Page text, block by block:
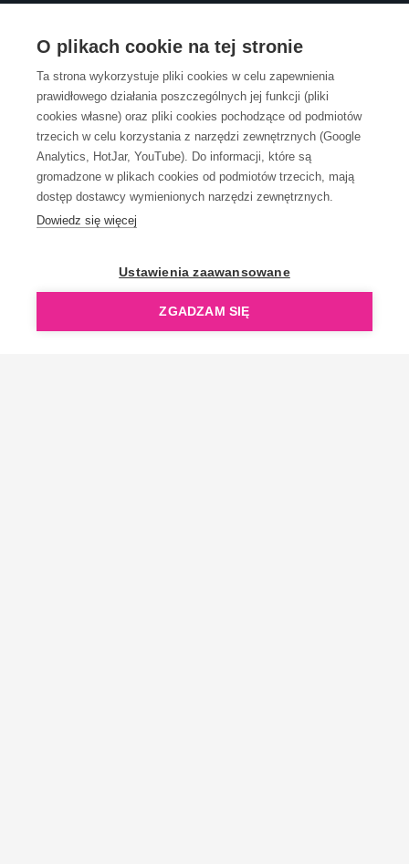
O plikach cookie na tej stronie
Ta strona wykorzystuje pliki cookies w celu zapewnienia
prawidłowego działania poszczególnych jej funkcji (pliki
cookies własne) oraz pliki cookies pochodzące od podmiotów
trzecich w celu korzystania z narzędzi zewnętrznych (Google
Analytics, HotJar, YouTube). Do informacji, które są
gromadzone w plikach cookies od podmiotów trzecich, mają
dostęp dostawcy wymienionych narzędzi zewnętrznych.
Dowiedz się więcej
Ustawienia zaawansowane
ZGADZAM SIĘ
OBSŁUGA KLIENTA
KONTAKT
OpenGift jest częścią ReflectGroup.